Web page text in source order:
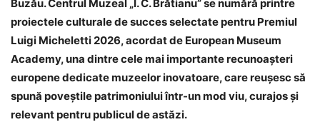
Buzău. Centrul Muzeal „I. C. Brătianu” se numără printre
proiectele culturale de succes selectate pentru Premiul
Luigi Micheletti 2026, acordat de European Museum
Academy, una dintre cele mai importante recunoașteri
europene dedicate muzeelor inovatoare, care reușesc să
spună poveștile patrimoniului într-un mod viu, curajos și
relevant pentru publicul de astăzi.